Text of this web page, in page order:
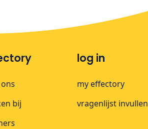
bij
log in
my effectory
vragenlijst invullen